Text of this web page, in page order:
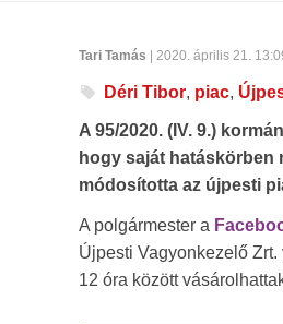
Tari Tamás | 2020. április 21.
Déri Tibor, piac,
A 95/2020. (IV. 9.)
hogy saját hatáskörben
módosította az újpesti
A polgármester a
Újpesti Vagyonkezelő
12 óra között